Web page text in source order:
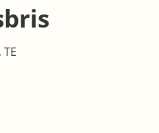
, TE